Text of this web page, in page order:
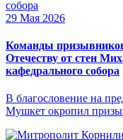
29 Мая 2026
Команды
Отечеству от стен
кафедрального собора
В благословение на
Мушкет окропил